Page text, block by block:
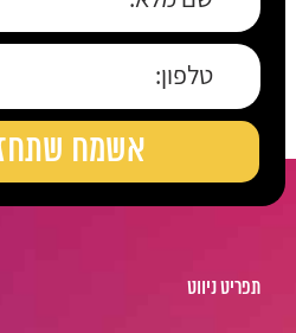
תפריט ניווט